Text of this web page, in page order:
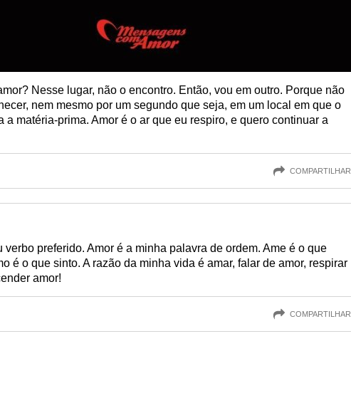
Nesse lugar, não o encontro. Então, vou em outro. Porque não
nem mesmo por um segundo que seja, em um local em que o
a matéria-prima. Amor é o ar que eu respiro, e quero continuar a
COMPARTILHAR
verbo preferido. Amor é a minha palavra de ordem. Ame é o que
é o que sinto. A razão da minha vida é amar, falar de amor, respirar
amor!
COMPARTILHAR